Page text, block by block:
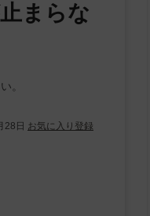
まらな
。
28日 お気に入り登録